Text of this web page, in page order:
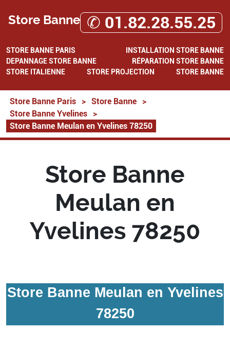
Store Banne ✆ 01.82.28.55.25
STORE BANNE PARIS
INSTALLATION STORE BANNE
DEPANNAGE STORE BANNE
RÉPARATION STORE BANNE
STORE ITALIENNE
STORE PROJECTION STORE BANNE
Store Banne Paris > Store Banne
>
Store Banne Yvelines
>
Store Banne Meulan en Yvelines 78250
Store Banne
Meulan en
Yvelines 78250
Store Banne Meulan en Yvelines
78250